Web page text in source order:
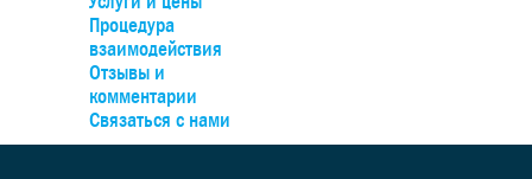
Процедура
взаимодействия
Отзывы и
комментарии
Связаться с нами